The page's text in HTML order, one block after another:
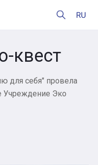
квест
для себя" провела
Учреждение Эко